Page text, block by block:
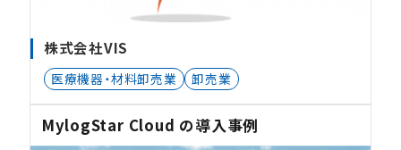
株式会社VIS
医療機器・材料卸売業 卸売業
MylogStar Cloud の導入事例